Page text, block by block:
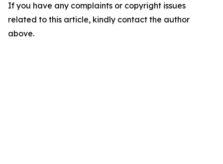
If you have any complaints or copyright issues
related to this article, kindly contact the author
above.